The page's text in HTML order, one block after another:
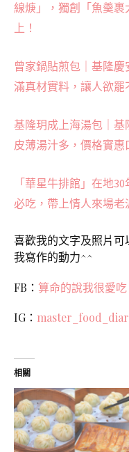
線焿」，獨創「魚羹
上！
曾家鍋貼煎包｜基隆
滿真材實料，讓人欲罷
基隆玥成上海湯包｜
皮薄湯汁多，價格實惠
「華星牛排館」在地
必吃，帶上情人來場老
喜歡我的文字及照片
我寫作的動力^^
FB： 算命的說我很愛吃
IG：
相關